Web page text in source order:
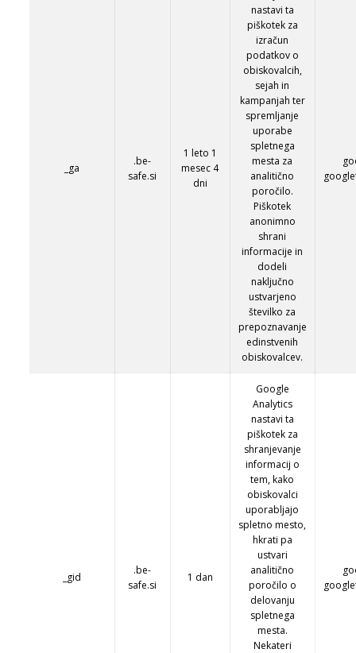
_ga
.be-
safe.si
1 leto 1
mesec 4
dni
nastavi ta
piškotek za
izračun
podatkov o
obiskovalcih,
sejah in
kampanjah ter
spremljanje
uporabe
spletnega
mesta za
analitično
poročilo.
Piškotek
anonimno
shrani
informacije in
dodeli
naključno
ustvarjeno
številko za
prepoznavanje
edinstvenih
obiskovalcev.
_gid
.be-
safe.si
1 dan
Google
Analytics
nastavi ta
piškotek za
shranjevanje
informacij o
tem, kako
obiskovalci
uporabljajo
spletno mesto,
hkrati pa
ustvari
analitično
poročilo o
delovanju
spletnega
mesta.
Nekateri